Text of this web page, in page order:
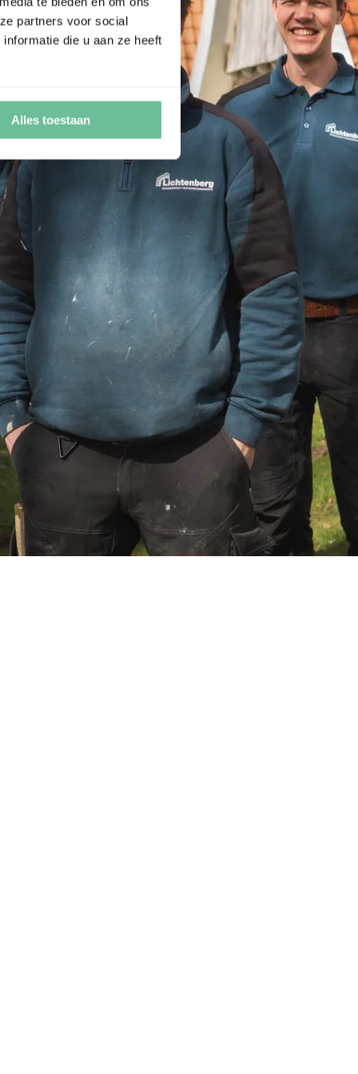
partners voor social
die u aan ze heeft
Alles toestaan